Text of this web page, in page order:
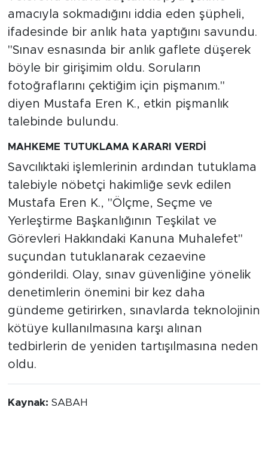
amacıyla sokmadığını iddia eden şüpheli,
ifadesinde bir anlık hata yaptığını savundu.
"Sınav esnasında bir anlık gaflete düşerek
böyle bir girişimim oldu. Soruların
fotoğraflarını çektiğim için pişmanım."
diyen Mustafa Eren K., etkin pişmanlık
talebinde bulundu.
MAHKEME TUTUKLAMA KARARI VERDİ
Savcılıktaki işlemlerinin ardından tutuklama
talebiyle nöbetçi hakimliğe sevk edilen
Mustafa Eren K., "Ölçme, Seçme ve
Yerleştirme Başkanlığının Teşkilat ve
Görevleri Hakkındaki Kanuna Muhalefet"
suçundan tutuklanarak cezaevine
gönderildi. Olay, sınav güvenliğine yönelik
denetimlerin önemini bir kez daha
gündeme getirirken, sınavlarda teknolojinin
kötüye kullanılmasına karşı alınan
tedbirlerin de yeniden tartışılmasına neden
oldu.
Kaynak: SABAH